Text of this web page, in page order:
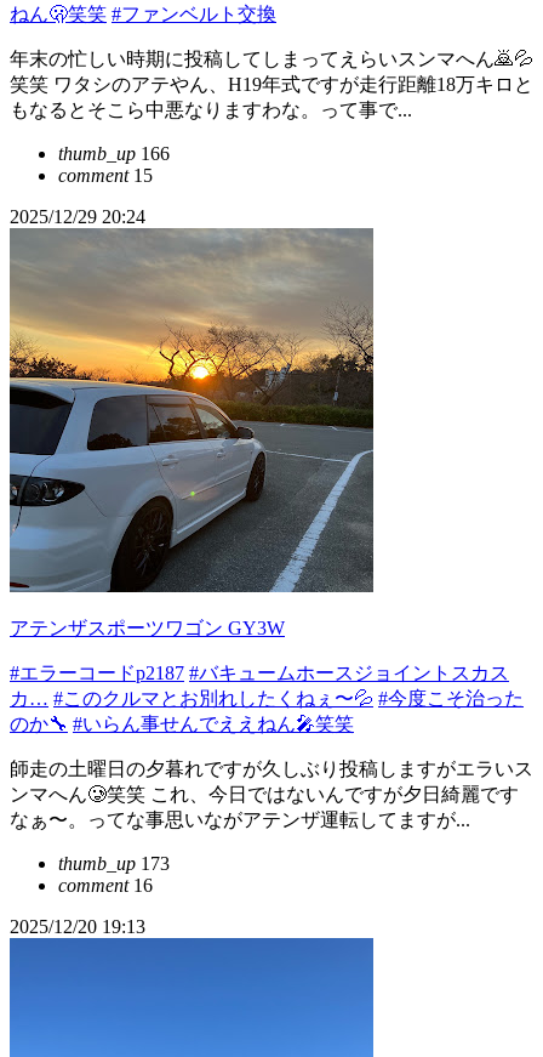
ねん🫢笑笑 #ファンベルト交換
年末の忙しい時期に投稿してしまってえらいスンマへん🙇💦
笑笑 ワタシのアテやん、H19年式ですが走行距離18万キロと
もなるとそこら中悪なりますわな。って事で...
thumb_up 166
comment15
2025/12/29 20:24
アテンザスポーツワゴン GY3W
#エラーコードp2187 #バキュームホースジョイントスカス
カ… #このクルマとお別れしたくねぇ〜💦 #今度こそ治った
のか🔧 #いらん事せんでええねん🎤笑笑
師走の土曜日の夕暮れですが久しぶり投稿しますがエラいス
ンマへん🥲笑笑 これ、今日ではないんですが夕日綺麗です
なぁ〜。ってな事思いながアテンザ運転してますが...
thumb_up 173
comment16
2025/12/20 19:13